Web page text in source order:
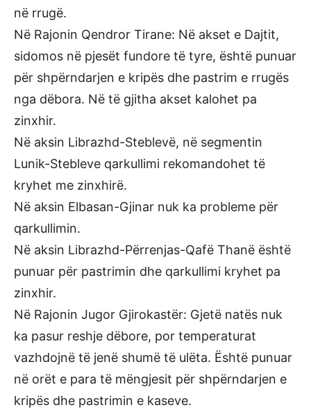
në rrugë.
Në Rajonin Qendror Tirane: Në akset e Dajtit,
sidomos në pjesët fundore të tyre, është punuar
për shpërndarjen e kripës dhe pastrim e rrugës
nga dëbora. Në të gjitha akset kalohet pa
zinxhir.
Në aksin Librazhd-Steblevë, në segmentin
Lunik-Stebleve qarkullimi rekomandohet të
kryhet me zinxhirë.
Në aksin Elbasan-Gjinar nuk ka probleme për
qarkullimin.
Në aksin Librazhd-Përrenjas-Qafë Thanë është
punuar për pastrimin dhe qarkullimi kryhet pa
zinxhir.
Në Rajonin Jugor Gjirokastër: Gjetë natës nuk
ka pasur reshje dëbore, por temperaturat
vazhdojnë të jenë shumë të ulëta. Është punuar
në orët e para të mëngjesit për shpërndarjen e
kripës dhe pastrimin e kaseve.